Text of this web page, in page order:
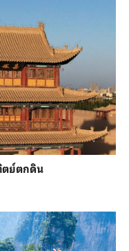
ตย์ตกดิน